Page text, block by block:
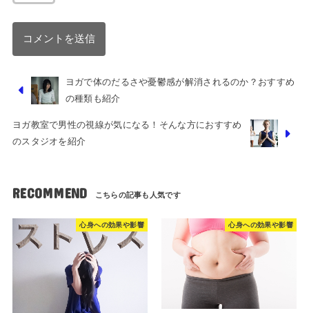
ヨガで体のだるさや憂鬱感が解消されるのか？おすすめ
の種類も紹介
ヨガ教室で男性の視線が気になる！そんな方におすすめ
のスタジオを紹介
RECOMMEND
心身への効果や影響 心身への効果や影響